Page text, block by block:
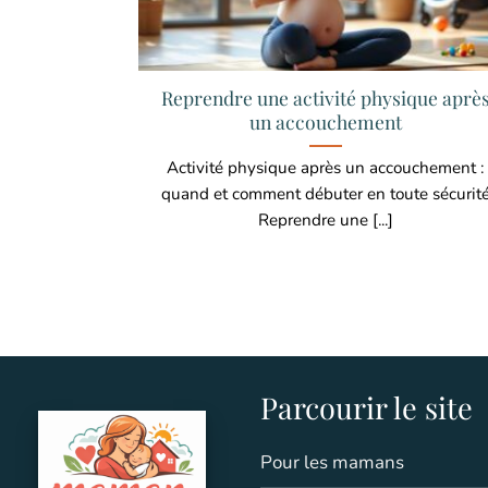
Reprendre une activité physique après
un accouchement
Activité physique après un accouchement :
quand et comment débuter en toute
Reprendre une [...]
Parcourir le site
Pour les mamans